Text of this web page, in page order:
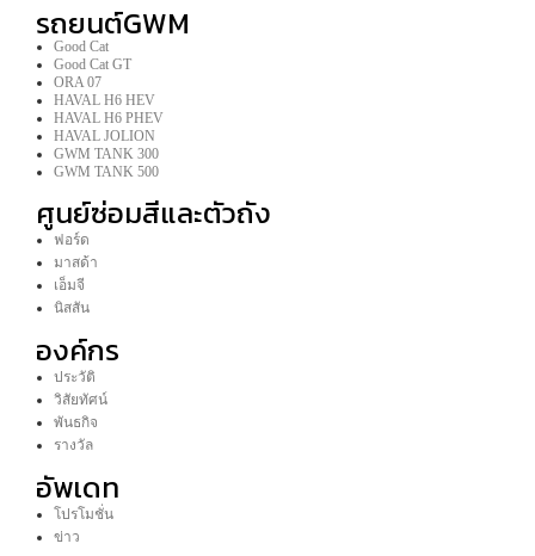
รถยนต์GWM
Good Cat
Good Cat GT
ORA 07
HAVAL H6 HEV
HAVAL H6 PHEV
HAVAL JOLION
GWM TANK 300
GWM TANK 500
ศูนย์ซ่อมสีและตัวถัง
ฟอร์ด
มาสด้า
เอ็มจี
นิสสัน
องค์กร
ประวัติ
วิสัยทัศน์
พันธกิจ
รางวัล
อัพเดท
โปรโมชั่น
ข่าว